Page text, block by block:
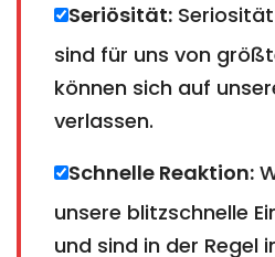
Seriösität:
sind für uns von
können sich auf
verlassen.
Schnelle Reaktion:
unsere blitzschnelle
und sind in der Regel